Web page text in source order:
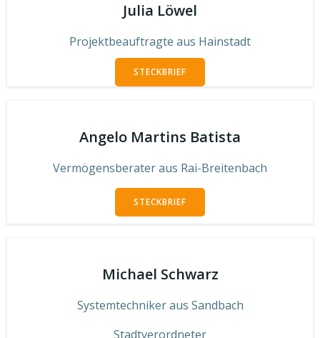
Julia Löwel
Projektbeauftragte aus Hainstadt
STECKBRIEF
Angelo Martins Batista
Vermögensberater aus Rai-Breitenbach
STECKBRIEF
Michael Schwarz
Systemtechniker aus Sandbach
Stadtverordneter